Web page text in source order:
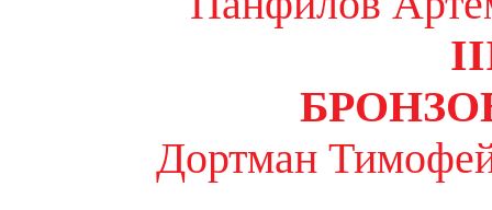
Дортман